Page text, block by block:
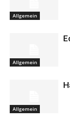
Allgemein
Allgemein
Allgemein